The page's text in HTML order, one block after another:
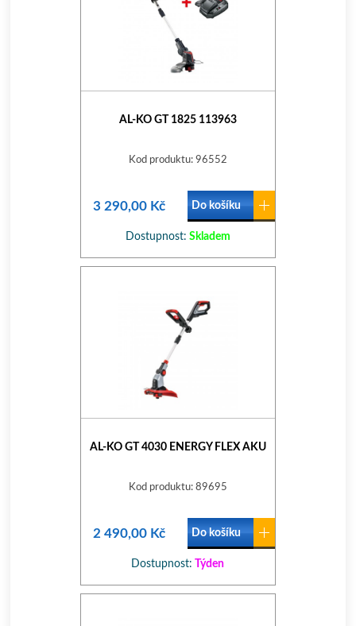
AL-KO GT 1825 113963
Kod produktu: 96552
3 290,00 Kč Do košíku
Dostupnost: Skladem
AL-KO GT 4030 ENERGY FLEX AKU
Kod produktu: 89695
2 490,00 Kč Do košíku
Dostupnost: Týden